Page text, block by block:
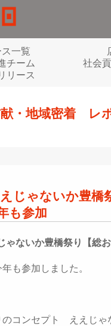
一覧
チーム
社会
リース
・地域密着 レ
じゃないか豊橋
も参加
ないか豊橋祭り【総お
も参加しました。
のコンセプト ええじゃ